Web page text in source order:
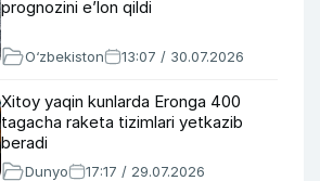
prognozini e’lon qildi
O‘zbekiston 13:07 / 30.07.2026
Xitoy yaqin kunlarda Eronga 400
tagacha raketa tizimlari yetkazib
beradi
Dunyo 17:17 / 29.07.2026